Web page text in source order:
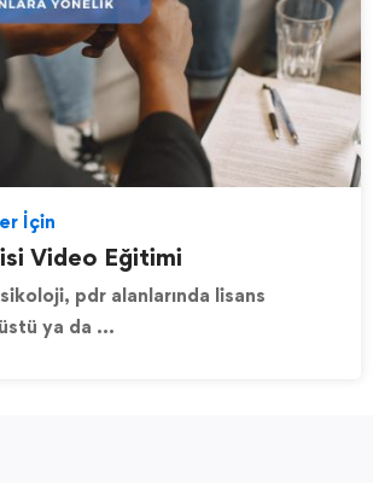
İçin
Video Eğitimi
pdr alanlarında lisans
ya da …